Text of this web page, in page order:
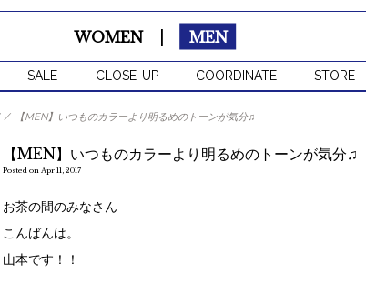
WOMEN MEN
SALE CLOSE-UP COORDINATE STORE
/ 【MEN】いつものカラーより明るめのトーンが気分♫
【MEN】いつものカラーより明るめのトーンが気分♫
Posted on Apr 11, 2017
お茶の間のみなさん
こんばんは。
山本です！！